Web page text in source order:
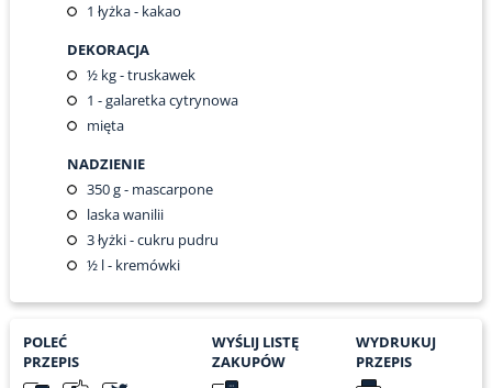
1 łyżka - kakao
DEKORACJA
½kg - truskawek
1 - galaretka cytrynowa
mięta
NADZIENIE
350g - mascarpone
laska wanilii
3łyżki - cukru pudru
½l - kremówki
POLEĆ
PRZEPIS
WYŚLIJ LISTĘ
ZAKUPÓW
WYDRUKUJ
PRZEPIS